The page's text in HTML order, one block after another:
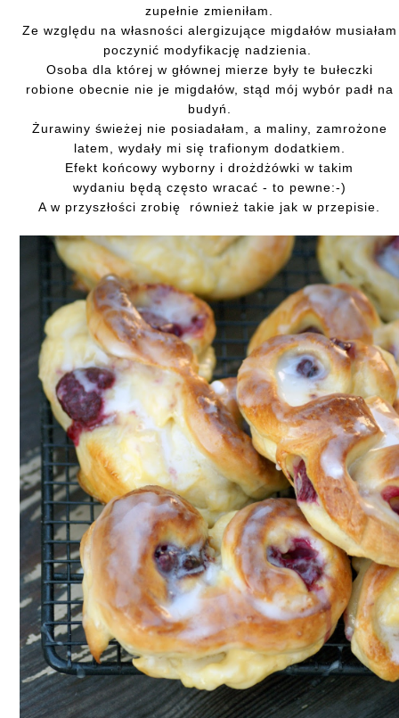
zupełnie zmieniłam.
Ze względu na własności alergizujące migdałów musiałam
poczynić modyfikację nadzienia.
Osoba dla której w głównej mierze były te bułeczki
robione obecnie nie je migdałów, stąd mój wybór padł na
budyń.
Żurawiny świeżej nie posiadałam, a maliny, zamrożone
latem, wydały mi się trafionym dodatkiem.
Efekt końcowy wyborny i drożdżówki w takim
wydaniu będą często wracać - to pewne:-)
A w przyszłości zrobię również takie jak w przepisie.